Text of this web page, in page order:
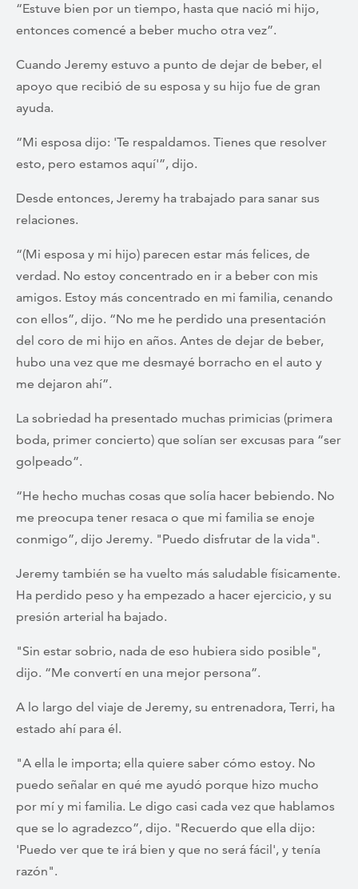
“Estuve bien por un tiempo, hasta que nació mi hijo,
entonces comencé a beber mucho otra vez”.
Cuando Jeremy estuvo a punto de dejar de beber, el
apoyo que recibió de su esposa y su hijo fue de gran
ayuda.
“Mi esposa dijo: 'Te respaldamos. Tienes que resolver
esto, pero estamos aquí'”, dijo.
Desde entonces, Jeremy ha trabajado para sanar sus
relaciones.
“(Mi esposa y mi hijo) parecen estar más felices, de
verdad. No estoy concentrado en ir a beber con mis
amigos. Estoy más concentrado en mi familia, cenando
con ellos”, dijo. “No me he perdido una presentación
del coro de mi hijo en años. Antes de dejar de beber,
hubo una vez que me desmayé borracho en el auto y
me dejaron ahí”.
La sobriedad ha presentado muchas primicias (primera
boda, primer concierto) que solían ser excusas para “ser
golpeado”.
“He hecho muchas cosas que solía hacer bebiendo. No
me preocupa tener resaca o que mi familia se enoje
conmigo”, dijo Jeremy. "Puedo disfrutar de la vida".
Jeremy también se ha vuelto más saludable físicamente.
Ha perdido peso y ha empezado a hacer ejercicio, y su
presión arterial ha bajado.
"Sin estar sobrio, nada de eso hubiera sido posible",
dijo. “Me convertí en una mejor persona”.
A lo largo del viaje de Jeremy, su entrenadora, Terri, ha
estado ahí para él.
"A ella le importa; ella quiere saber cómo estoy. No
puedo señalar en qué me ayudó porque hizo mucho
por mí y mi familia. Le digo casi cada vez que hablamos
que se lo agradezco”, dijo. "Recuerdo que ella dijo:
'Puedo ver que te irá bien y que no será fácil', y tenía
razón".